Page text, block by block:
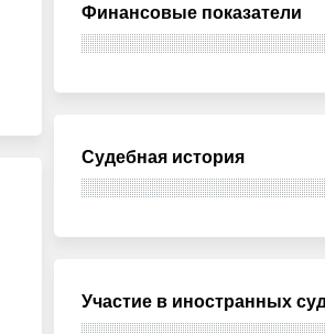
Финансовые показатели
Судебная история
Участие в иностранных